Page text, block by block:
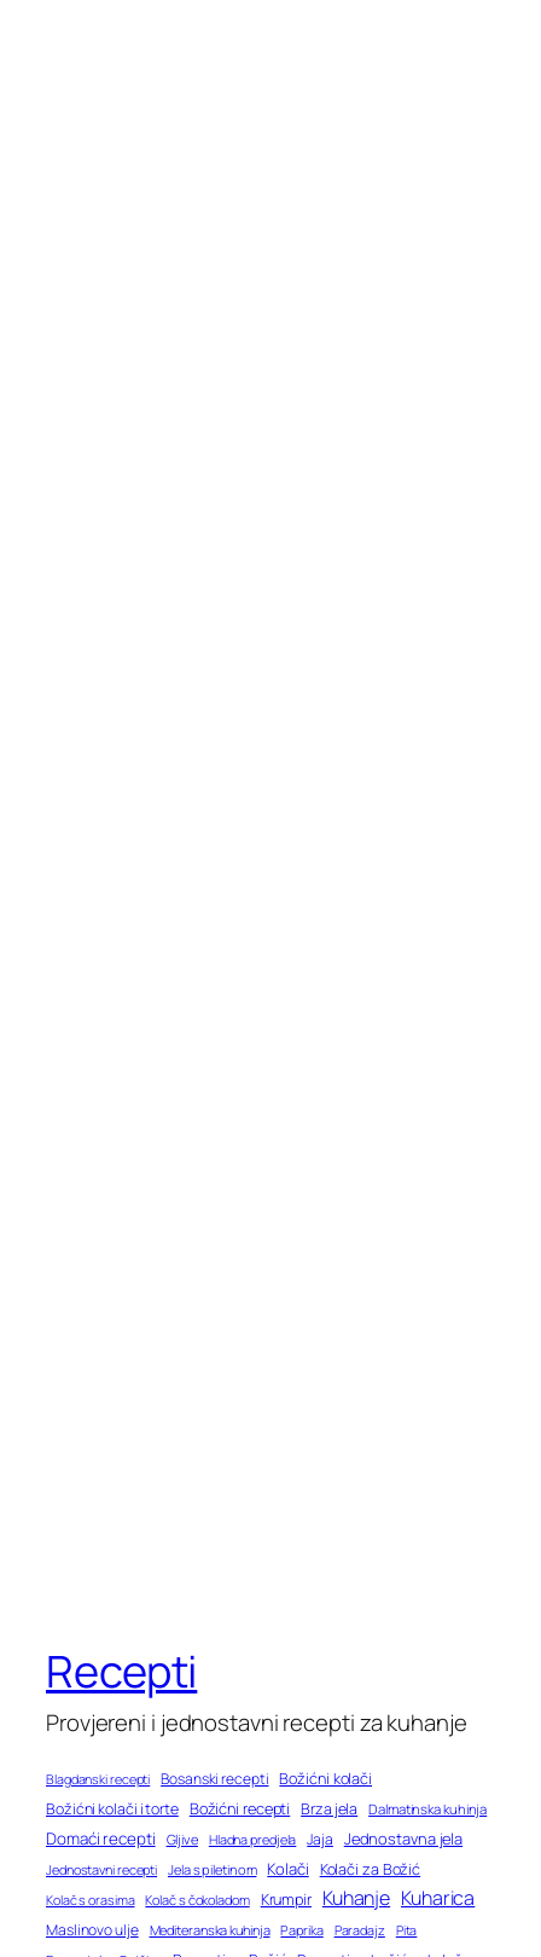
Recepti
Provjereni i jednostavni recepti za kuhanje
Blagdanski recepti Bosanski recepti Božićni kolači
Božićni kolači i torte Božićni recepti Brza jela Dalmatinska kuhinja
Domaći recepti Gljive Hladna predjela Jaja Jednostavna jela
Jednostavni recepti Jela s piletinom Kolači Kolači za Božić
Kolač s orasima Kolač s čokoladom Krumpir Kuhanje Kuharica
Maslinovo ulje Mediteranska kuhinja Paprika Paradajz Pita